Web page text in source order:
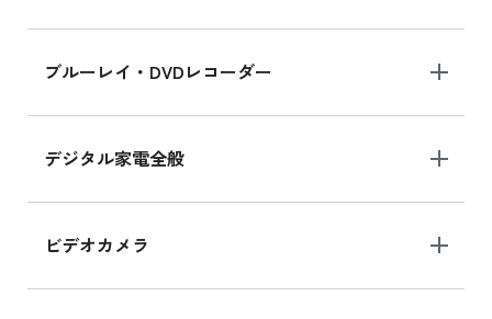
ブルーレイ・DVDレコーダー
デジタル家電全般
ビデオカメラ
iPhone 16 シリーズ
iPhone 16 の新品買取価格
iPad Air 11インチ シリーズ
iPad Air 11インチ の新品買取価格
iPhone 15 128GB シリーズ